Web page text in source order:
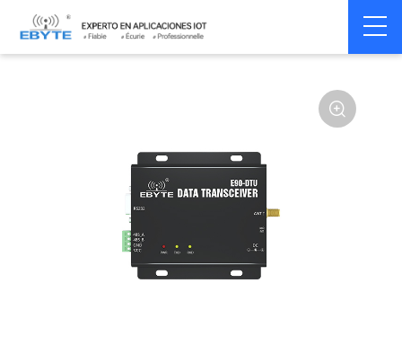
Home > Modem > Wireless modem LoRa wirelss modem
